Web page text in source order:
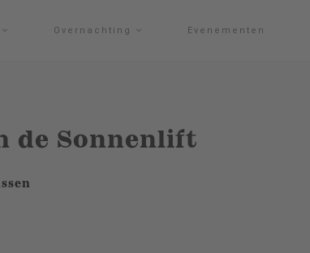
Overnachting Evenementen
de Sonnenlift